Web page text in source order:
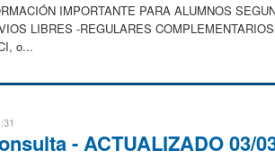
IMPORTANTE PARA ALUMNOS
LIBRES -REGULARES
o...
- ACTUALIZADO 03/